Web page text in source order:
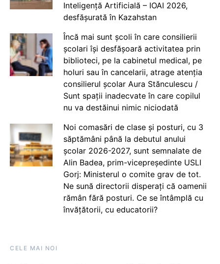
Inteligență Artificială – IOAI 2026,
desfășurată în Kazahstan
Încă mai sunt școli în care consilierii
școlari își desfășoară activitatea prin
biblioteci, pe la cabinetul medical, pe
holuri sau în cancelarii, atrage atenția
consilierul școlar Aura Stănculescu /
Sunt spații inadecvate în care copilul
nu va destăinui nimic niciodată
Noi comasări de clase și posturi, cu 3
săptămâni până la debutul anului
școlar 2026-2027, sunt semnalate de
Alin Badea, prim-vicepreședinte USLI
Gorj: Ministerul o comite grav de tot.
Ne sună directorii disperați că oamenii
rămân fără posturi. Ce se întâmplă cu
învățătorii, cu educatorii?
CELE MAI NOI